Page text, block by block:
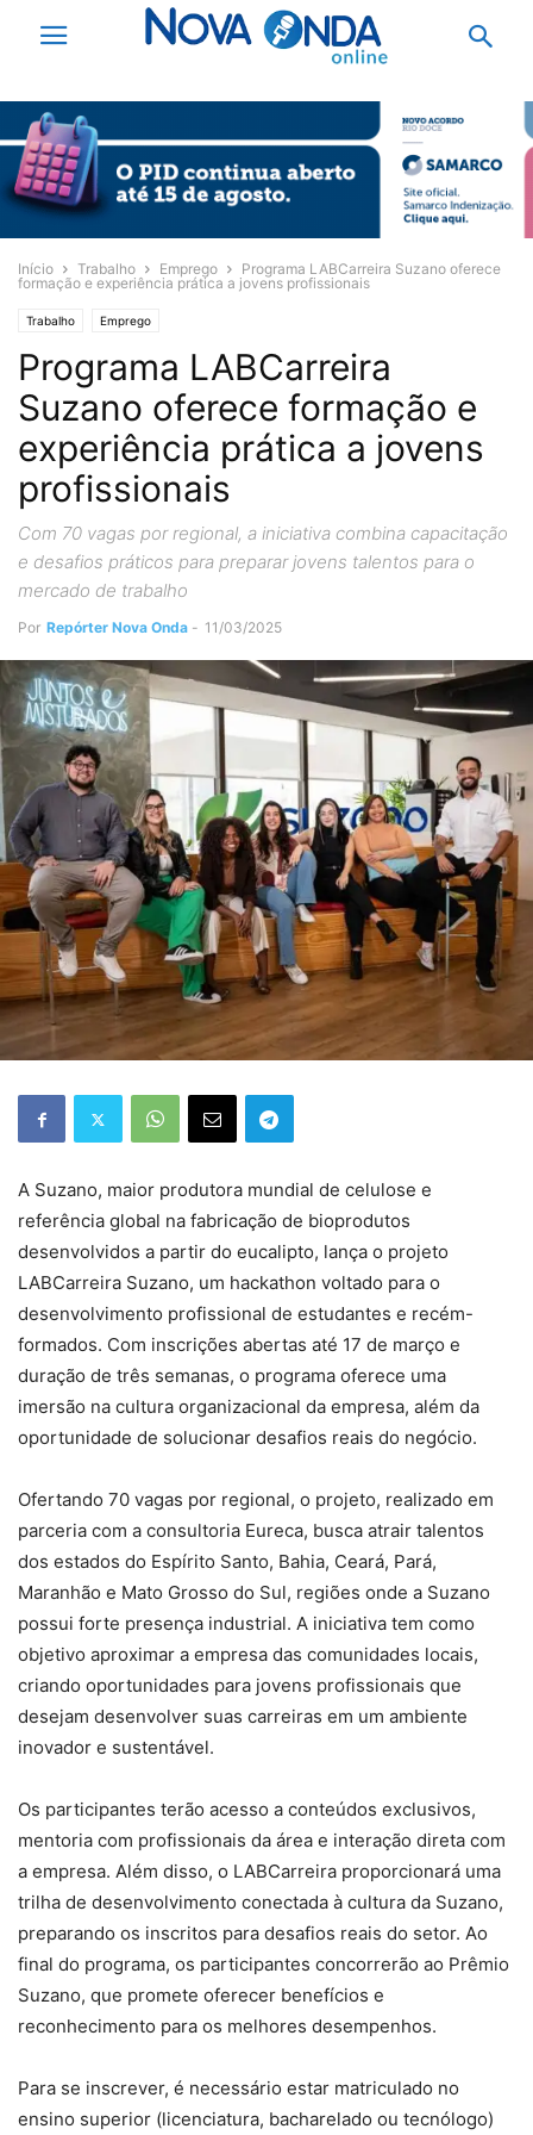
Início Trabalho Emprego
Programa LABCarreira Suzano oferece
formação e experiência prática a jovens profissionais
Trabalho Emprego
Programa LABCarreira
Suzano oferece formação e
experiência prática a jovens
profissionais
Com 70 vagas por regional, a iniciativa combina capacitação
e desafios práticos para preparar jovens talentos para o
mercado de trabalho
Por Repórter Nova Onda - 11/03/2025
A Suzano, maior produtora mundial de celulose e
referência global na fabricação de bioprodutos
desenvolvidos a partir do eucalipto, lança o projeto
LABCarreira Suzano, um hackathon voltado para o
desenvolvimento profissional de estudantes e recém-
formados. Com inscrições abertas até 17 de março e
duração de três semanas, o programa oferece uma
imersão na cultura organizacional da empresa, além da
oportunidade de solucionar desafios reais do negócio.
Ofertando 70 vagas por regional, o projeto, realizado em
parceria com a consultoria Eureca, busca atrair talentos
dos estados do Espírito Santo, Bahia, Ceará, Pará,
Maranhão e Mato Grosso do Sul, regiões onde a Suzano
possui forte presença industrial. A iniciativa tem como
objetivo aproximar a empresa das comunidades locais,
criando oportunidades para jovens profissionais que
desejam desenvolver suas carreiras em um ambiente
inovador e sustentável.
Os participantes terão acesso a conteúdos exclusivos,
mentoria com profissionais da área e interação direta com
a empresa. Além disso, o LABCarreira proporcionará uma
trilha de desenvolvimento conectada à cultura da Suzano,
preparando os inscritos para desafios reais do setor. Ao
final do programa, os participantes concorrerão ao Prêmio
Suzano, que promete oferecer benefícios e
reconhecimento para os melhores desempenhos.
Para se inscrever, é necessário estar matriculado no
ensino superior (licenciatura, bacharelado ou tecnólogo)